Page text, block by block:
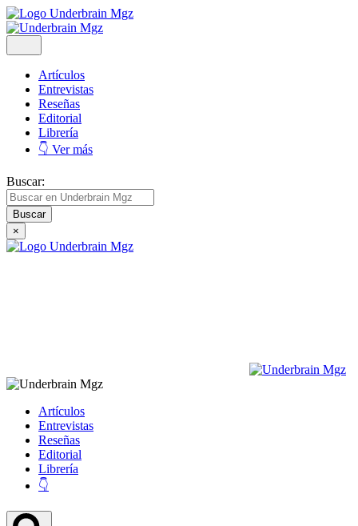
Artículos
Entrevistas
Reseñas
Editorial
Librería
👇 Ver más
Buscar:
×
Artículos
Entrevistas
Reseñas
Editorial
Librería
👇